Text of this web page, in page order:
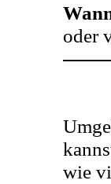
oder
wie